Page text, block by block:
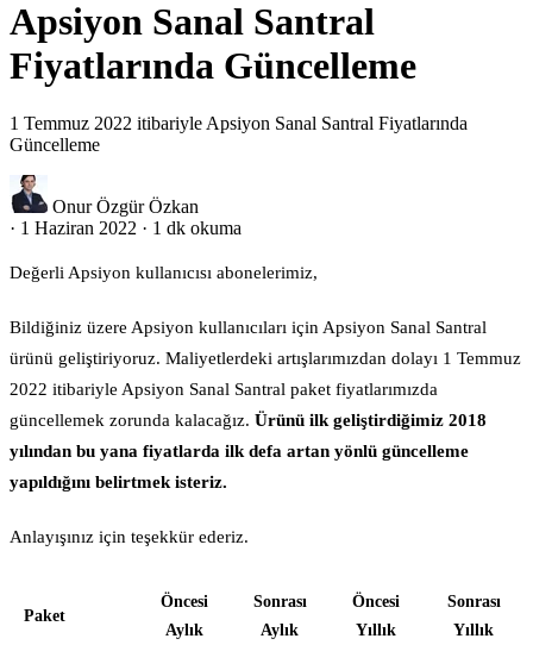
Apsiyon Sanal Santral
Fiyatlarında Güncelleme
1 Temmuz 2022 itibariyle Apsiyon Sanal Santral Fiyatlarında
Güncelleme
Onur Özgür Özkan
· 1 Haziran 2022 · 1 dk okuma
Değerli Apsiyon kullanıcısı abonelerimiz,
Bildiğiniz üzere Apsiyon kullanıcıları için Apsiyon Sanal Santral
ürünü geliştiriyoruz. Maliyetlerdeki artışlarımızdan dolayı 1 Temmuz
2022 itibariyle Apsiyon Sanal Santral paket fiyatlarımızda
güncellemek zorunda kalacağız. Ürünü ilk geliştirdiğimiz 2018
yılından bu yana fiyatlarda ilk defa artan yönlü güncelleme
yapıldığını belirtmek isteriz.
Anlayışınız için teşekkür ederiz.
Paket
Öncesi
Aylık
Sonrası
Aylık
Öncesi
Yıllık
Sonrası
Yıllık